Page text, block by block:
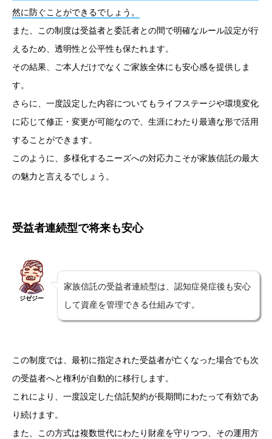
然に防ぐことができるでしょう。
また、この制度は受益者と委託者との間で明確なルール設定が行
えるため、透明性と公平性も保たれます。
その結果、ご本人だけでなくご家族全体にも安心感を提供しま
す。
さらに、一度設定した内容についてもライフステージや環境変化
に応じて修正・変更が可能なので、生涯にわたり最適な形で活用
することができます。
このように、多様化するニーズへの対応力こそが家族信託の最大
の魅力と言えるでしょう。
受益者連続型で将来も安心
ジゼジー
家族信託の受益者連続型は、認知症発症後も安心
して資産を管理できる仕組みです。
この制度では、最初に指定された受益者が亡くなった場合でも次
の受益者へと権利が自動的に移行します。
これにより、一度設定した信託契約が長期間にわたって有効であ
り続けます。
また、この方式は複数世代にわたり財産を守りつつ、その運用方